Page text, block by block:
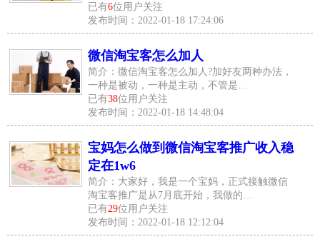
已有6位用户关注
发布时间：2022-01-18 17:24:06
微信淘宝客怎么加人
简介：微信淘宝客怎么加人?加好友两种办法，
一种是被动，一种是主动，不管是…
已有38位用户关注
发布时间：2022-01-18 14:48:04
宝妈怎么做到微信淘宝客推广收入稳
定在1w6
简介：大家好，我是一个宝妈，正式接触微信
淘宝客推广是从7月底开始，我做的…
已有29位用户关注
发布时间：2022-01-18 12:12:04